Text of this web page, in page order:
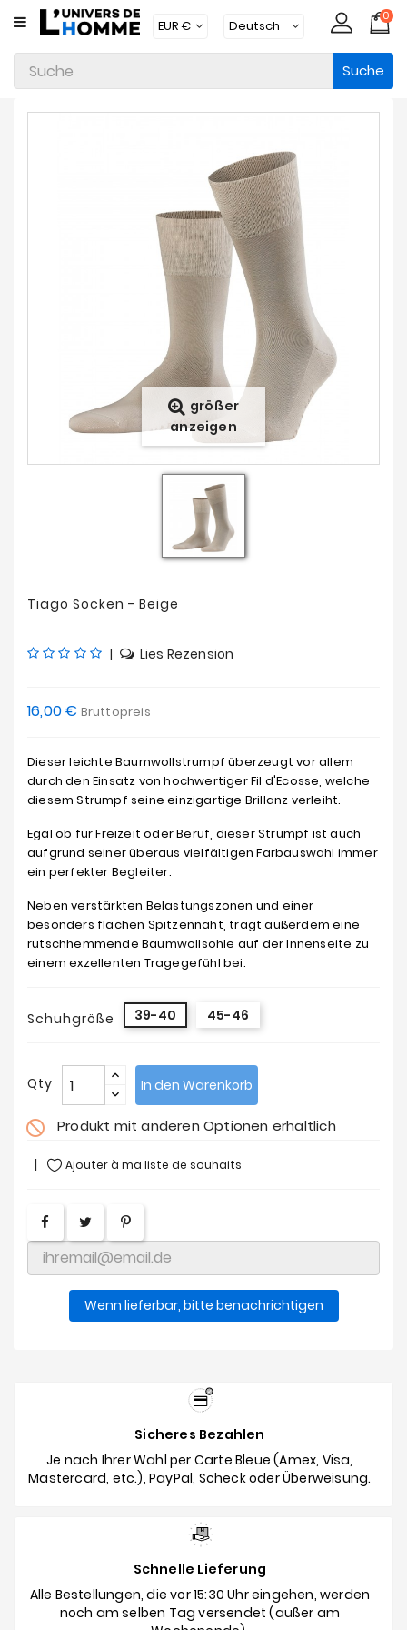
KATEGORIE
Unterwäsche
Kleidung
Angebote
0
Suche
größer
anzeigen
Tiago Socken - Beige
| Lies Rezension
16,00 € Bruttopreis
Dieser leichte Baumwollstrumpf überzeugt vor allem
durch den Einsatz von hochwertiger Fil d'Ecosse, welche
diesem Strumpf seine einzigartige Brillanz verleiht.
Egal ob für Freizeit oder Beruf, dieser Strumpf ist auch
aufgrund seiner überaus vielfältigen Farbauswahl immer
ein perfekter Begleiter.
Neben verstärkten Belastungszonen und einer
besonders flachen Spitzennaht, trägt außerdem eine
rutschhemmende Baumwollsohle auf der Innenseite zu
einem exzellenten Tragegefühl bei.
Schuhgröße 39-40 45-46
Qty In den Warenkorb
do_not_disturb Produkt mit anderen Optionen erhältlich
Ajouter à ma liste de souhaits
Wenn lieferbar, bitte benachrichtigen
Sicheres Bezahlen
Je nach Ihrer Wahl per Carte Bleue (Amex, Visa,
Mastercard, etc.), PayPal, Scheck oder Überweisung.
Schnelle Lieferung
Alle Bestellungen, die vor 15:30 Uhr eingehen, werden
noch am selben Tag versendet (außer am